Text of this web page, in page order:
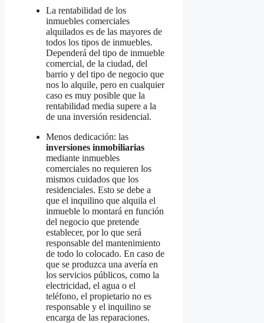
La rentabilidad de los
inmuebles comerciales
alquilados es de las mayores de
todos los tipos de inmuebles.
Dependerá del tipo de inmueble
comercial, de la ciudad, del
barrio y del tipo de negocio que
nos lo alquile, pero en cualquier
caso es muy posible que la
rentabilidad media supere a la
de una inversión residencial.
Menos dedicación: las
inversiones inmobiliarias
mediante inmuebles
comerciales no requieren los
mismos cuidados que los
residenciales. Esto se debe a
que el inquilino que alquila el
inmueble lo montará en función
del negocio que pretende
establecer, por lo que será
responsable del mantenimiento
de todo lo colocado. En caso de
que se produzca una avería en
los servicios públicos, como la
electricidad, el agua o el
teléfono, el propietario no es
responsable y el inquilino se
encarga de las reparaciones.